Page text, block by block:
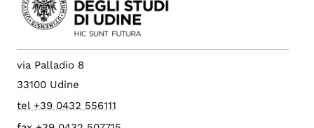
via Palladio 8
33100 Udine
tel +39 0432 556111